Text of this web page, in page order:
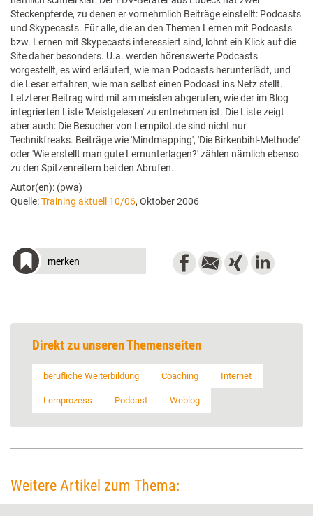
Steckenpferde, zu denen er vornehmlich Beiträge einstellt: Podcasts
und Skypecasts. Für alle, die an den Themen Lernen mit Podcasts
bzw. Lernen mit Skypecasts interessiert sind, lohnt ein Klick auf die
Site daher besonders. U.a. werden hörenswerte Podcasts
vorgestellt, es wird erläutert, wie man Podcasts herunterlädt, und
die Leser erfahren, wie man selbst einen Podcast ins Netz stellt.
Letzterer Beitrag wird mit am meisten abgerufen, wie der im Blog
integrierten Liste 'Meistgelesen' zu entnehmen ist. Die Liste zeigt
aber auch: Die Besucher von Lernpilot.de sind nicht nur
Technikfreaks. Beiträge wie 'Mindmapping', 'Die Birkenbihl-Methode'
oder 'Wie erstellt man gute Lernunterlagen?' zählen nämlich ebenso
zu den Spitzenreitern bei den Abrufen.
Autor(en): (pwa)
Quelle:Training aktuell 10/06, Oktober 2006
merken
Direkt zu unseren Themenseiten
berufliche Weiterbildung Coaching Internet
Lernprozess Podcast Weblog
Weitere Artikel zum Thema: